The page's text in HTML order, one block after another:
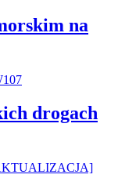
na
drogach